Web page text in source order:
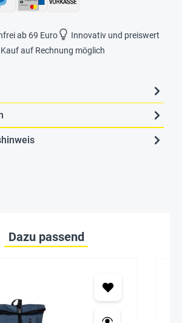
ab 69 Euro
Innovativ und preiswert
Kauf auf Rechnung möglich
Dazu passend